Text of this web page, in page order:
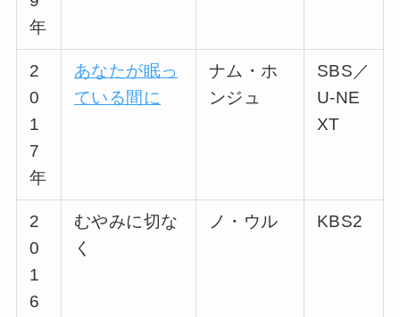
年
2
0
1
7
年
あなたが眠っ
ている間に
ナム・ホ
ンジュ
SBS／
U-NE
XT
2
0
1
6
むやみに切な
く
ノ・ウル KBS2